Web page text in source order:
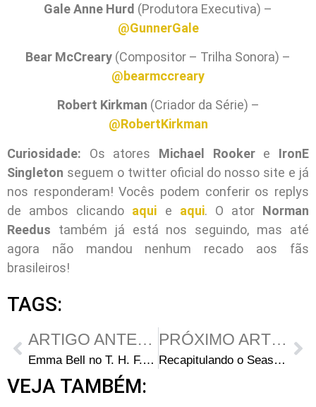
Gale Anne Hurd (Produtora Executiva) –
@GunnerGale
Bear McCreary (Compositor – Trilha Sonora) –
@bearmccreary
Robert Kirkman (Criador da Série) –
@RobertKirkman
Curiosidade: Os atores Michael Rookere IronE
Singleton seguem o twitter oficial do nosso site e já
nos responderam! Vocês podem conferir os replys
de ambos clicando aqui e aqui. O ator Norman
Reedus também já está nos seguindo, mas até
agora não mandou nenhum recado aos fãs
brasileiros!
TAGS:
ARTIGO ANTERIOR
Emma Bell no T. H. F. P. Associationand & InStyle’s M. G. Globe
PRÓXIMO ARTIGO
Recapitulando o Season Finale com Norman Reedus (Daryl)
VEJA TAMBÉM: